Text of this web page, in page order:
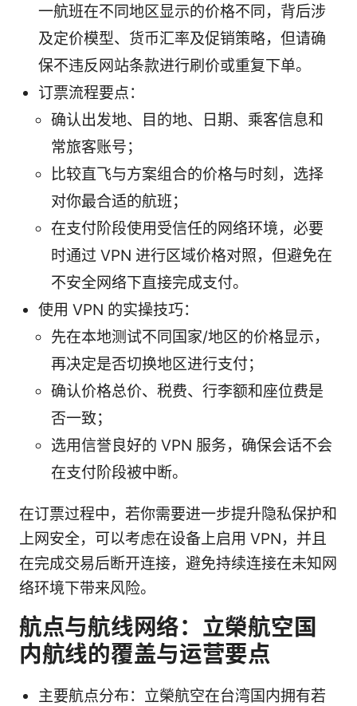
一航班在不同地区显示的价格不同，背后涉
及定价模型、货币汇率及促销策略，但请确
保不违反网站条款进行刷价或重复下单。
订票流程要点：
确认出发地、目的地、日期、乘客信息和
常旅客账号；
比较直飞与方案组合的价格与时刻，选择
对你最合适的航班；
在支付阶段使用受信任的网络环境，必要
时通过 VPN 进行区域价格对照，但避免在
不安全网络下直接完成支付。
使用 VPN 的实操技巧：
先在本地测试不同国家/地区的价格显示，
再决定是否切换地区进行支付；
确认价格总价、税费、行李额和座位费是
否一致；
选用信誉良好的 VPN 服务，确保会话不会
在支付阶段被中断。
在订票过程中，若你需要进一步提升隐私保护和
上网安全，可以考虑在设备上启用 VPN，并且
在完成交易后断开连接，避免持续连接在未知网
络环境下带来风险。
航点与航线网络：立榮航空国
内航线的覆盖与运营要点
主要航点分布：立榮航空在台湾国内拥有若